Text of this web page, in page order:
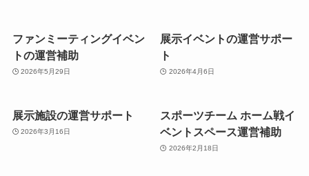
ファンミーティングイベン
トの運営補助
2026年5月29日
展示イベントの運営サポー
ト
2026年4月6日
展示施設の運営サポート
2026年3月16日
スポーツチーム ホーム戦イ
ベントスペース運営補助
2026年2月18日